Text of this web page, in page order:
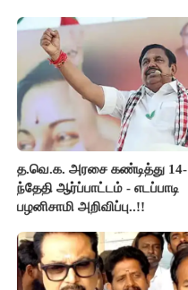
த.வெ.க. அரசை கண்டித்து 14-
ந்தேதி ஆர்ப்பாட்டம் - எடப்பாடி
பழனிசாமி அறிவிப்பு..!!